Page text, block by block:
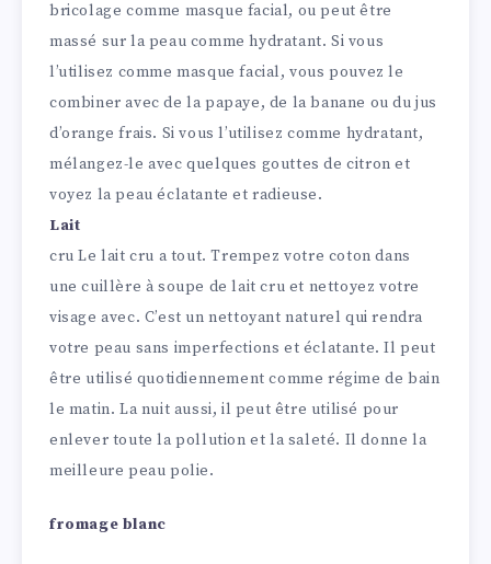
bricolage comme masque facial, ou peut être
massé sur la peau comme hydratant. Si vous
l’utilisez comme masque facial, vous pouvez le
combiner avec de la papaye, de la banane ou du jus
d’orange frais. Si vous l’utilisez comme hydratant,
mélangez-le avec quelques gouttes de citron et
voyez la peau éclatante et radieuse.
Lait
cru Le lait cru a tout. Trempez votre coton dans
une cuillère à soupe de lait cru et nettoyez votre
visage avec. C’est un nettoyant naturel qui rendra
votre peau sans imperfections et éclatante. Il peut
être utilisé quotidiennement comme régime de bain
le matin. La nuit aussi, il peut être utilisé pour
enlever toute la pollution et la saleté. Il donne la
meilleure peau polie.
fromage blanc